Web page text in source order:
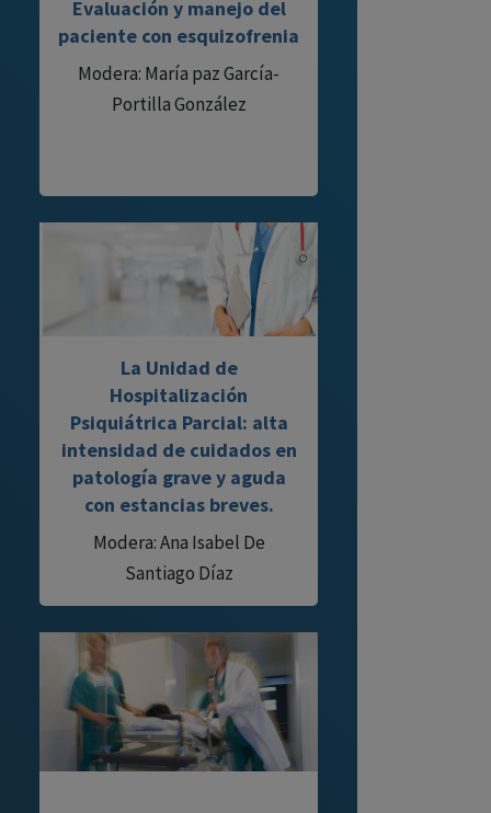
Evaluación y manejo del
paciente con esquizofrenia
Modera: María paz García-
Portilla González
La Unidad de
Hospitalización
Psiquiátrica Parcial: alta
intensidad de cuidados en
patología grave y aguda
con estancias breves.
Modera: Ana Isabel De
Santiago Díaz